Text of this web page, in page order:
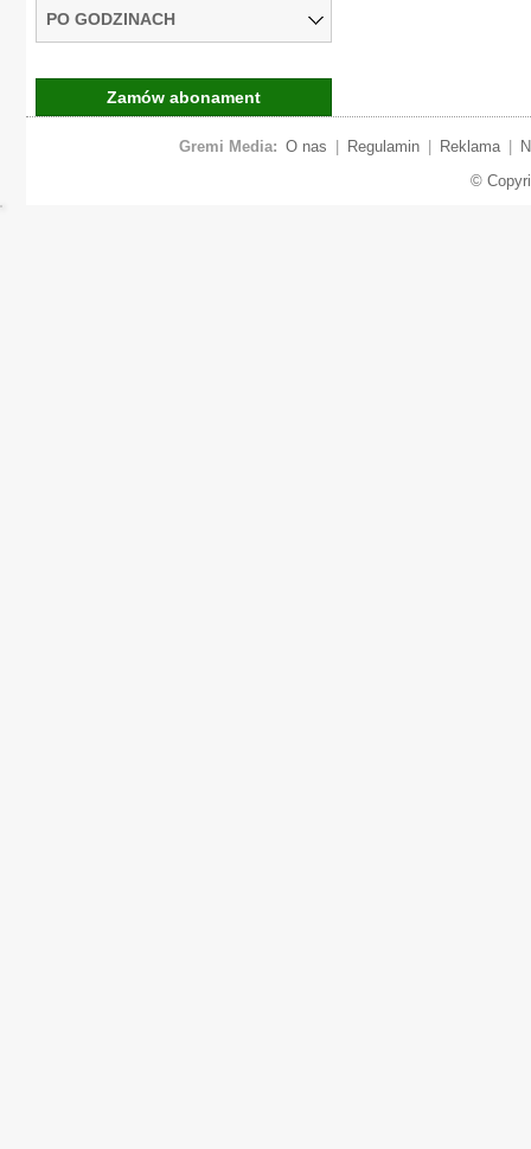
PO GODZINACH
Zamów abonament
Gremi Media: O nas Regulamin Reklama
©